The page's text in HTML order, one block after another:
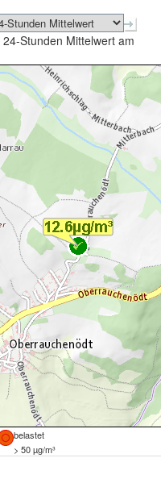
Stunden Mittelwert am
belastet
> 50 µg/m³